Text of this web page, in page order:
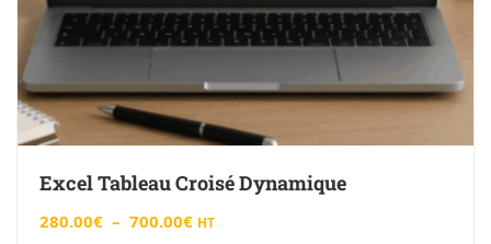
Excel Tableau Croisé Dynamique
280.00€ – 700.00€ HT